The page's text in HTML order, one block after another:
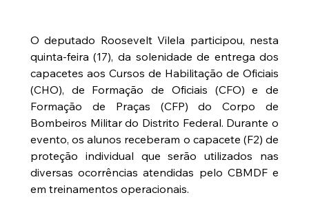
O deputado Roosevelt Vilela participou, nesta
quinta-feira (17), da solenidade de entrega dos
capacetes aos Cursos de Habilitação de Oficiais
(CHO), de Formação de Oficiais (CFO) e de
Formação de Praças (CFP) do Corpo de
Bombeiros Militar do Distrito Federal. Durante o
evento, os alunos receberam o capacete (F2) de
proteção individual que serão utilizados nas
diversas ocorrências atendidas pelo CBMDF e
em treinamentos operacionais.